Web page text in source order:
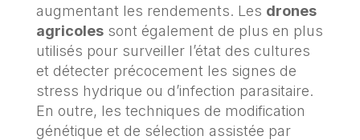
augmentant les rendements. Les drones
agricolessont également de plus en plus
utilisés pour surveiller l’état des cultures
et détecter précocement les signes de
stress hydrique ou d’infection parasitaire.
En outre, les techniques de modification
génétique et de sélection assistée par